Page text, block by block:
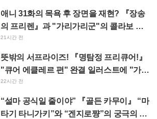
아”라는 반응
애니 31화의 목욕 후 장면을 재현? 『장송
의 프리렌』과 "가리가리군"의 콜라보 사
진이 "머리카락 바스타올 감은 스타일"이
라며 화제
21시간 전
뜻밖의 서프라이즈! 『명탐정 프리큐어!』
"큐어 에클레르 편" 완결 일러스트에 "가슴
이 뭉클해진다", "제작진의 사랑이 느껴졌
다"
22시간 전
“설마 공식일 줄이야” 『골든 카무이』 “마
타기 타니가키”와 “겐지로쨩”의 궁극의 이